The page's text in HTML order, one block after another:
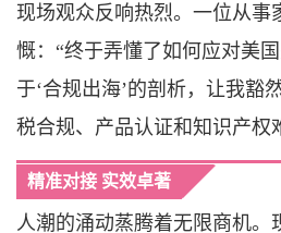
现场观众反响热烈。一位从事
慨：“终于弄懂了如何应对美
于‘合规出海’的剖析，让我豁
税合规、产品认证和知识产权
精准对接 实效卓著
人潮的涌动蒸腾着无限商机。